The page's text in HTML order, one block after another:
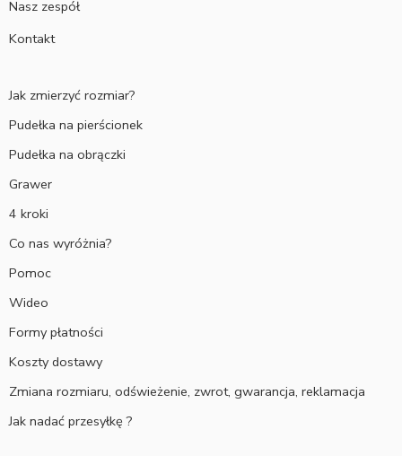
Nasz zespół
Kontakt
Jak zmierzyć rozmiar?
Pudełka na pierścionek
Pudełka na obrączki
Grawer
4 kroki
Co nas wyróżnia?
Pomoc
Wideo
Formy płatności
Koszty dostawy
Zmiana rozmiaru, odświeżenie, zwrot, gwarancja, reklamacja
Jak nadać przesyłkę ?